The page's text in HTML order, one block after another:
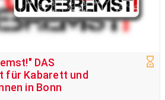
DAS
für Kabarett und
in Bonn